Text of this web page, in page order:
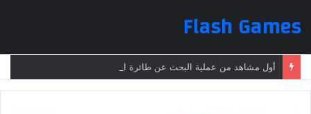
Flash Games